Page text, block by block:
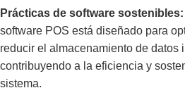
Prácticas de software sostenibles:
software POS está diseñado para
reducir el almacenamiento de datos
contribuyendo a la eficiencia y
sistema.